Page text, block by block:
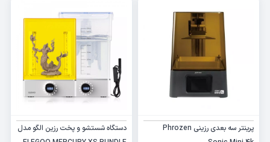
پرینتر سه بعدی رزینی Phrozen
دستگاه شستشو و پخت رزین الگو مدل